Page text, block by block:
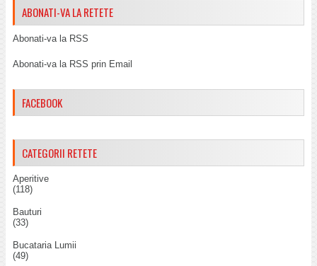
ABONATI-VA LA RETETE
Abonati-va la RSS
Abonati-va la RSS prin Email
FACEBOOK
CATEGORII RETETE
Aperitive
(118)
Bauturi
(33)
Bucataria Lumii
(49)